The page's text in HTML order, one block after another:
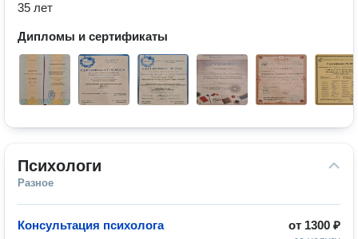
35 лет
Дипломы и сертификаты
Психологи
Разное
от 1300 ₽
Консультация психолога